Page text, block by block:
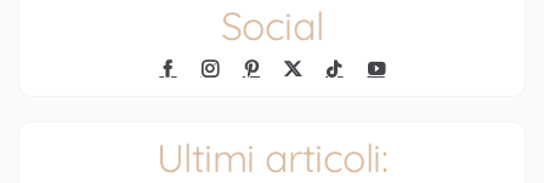
Social
Ultimi articoli: